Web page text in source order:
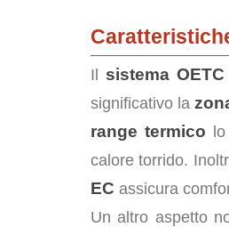
Il sistema OETC
significativo la
range termico
calore torrido.
EC assicura
Un altro aspetto